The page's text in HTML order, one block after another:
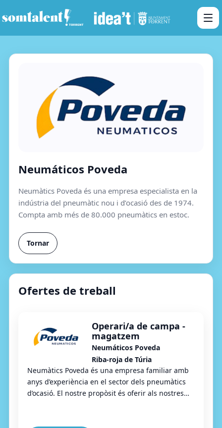
Neumáticos Poveda
Neumàtics Poveda és una empresa especialista en la
indústria del pneumàtic nou i d’ocasió des de 1974.
Compta amb més de 80.000 pneumàtics en estoc.
Tornar
Ofertes de treball
Operari/a de campa -
magatzem
Neumáticos Poveda
Riba-roja de Túria
Neumàtics Poveda és una empresa familiar amb
anys d’experiència en el sector dels pneumàtics
d’ocasió. El nostre propòsit és oferir als nostres